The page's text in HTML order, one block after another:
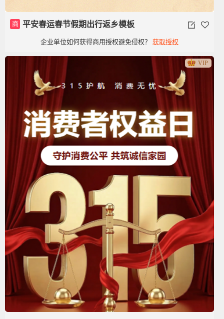
商 平安春运春节假期出行返乡模板
企业单位如何获得商用授权避免侵权？ 获取授权
VIP